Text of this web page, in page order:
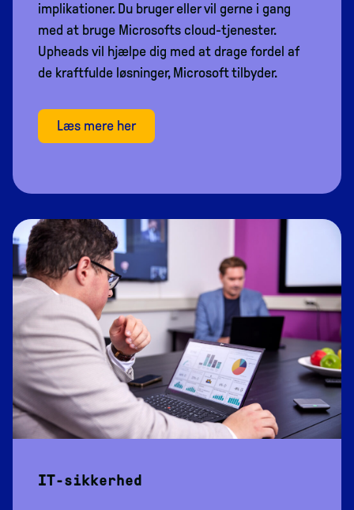
implikationer. Du bruger eller vil gerne i gang
med at bruge Microsofts cloud-tjenester.
Upheads vil hjælpe dig med at drage fordel af
de kraftfulde løsninger, Microsoft tilbyder.
Læs mere her
IT-sikkerhed